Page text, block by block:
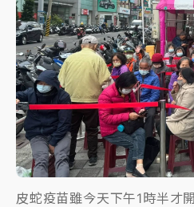
皮蛇疫苗雖今天下午1時半才